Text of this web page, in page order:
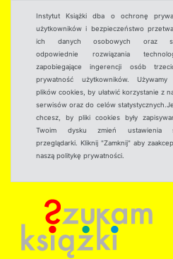
Instytut Książki dba o ochronę
użytkowników i bezpieczeństwo
ich danych osobowych oraz
odpowiednie rozwiązania
zapobiegające ingerencji osób
prywatność użytkowników. Używamy
plików cookies, by ułatwić korzystanie z
serwisów oraz do celów
chcesz, by pliki cookies były
Twoim dysku zmień ustawienia
przeglądarki. Kliknij "Zamknij" aby
naszą politykę prywatności.